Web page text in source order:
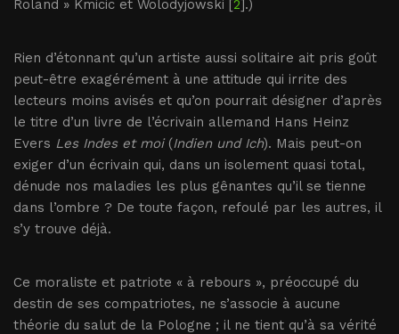
Roland » Kmicic et Wolodyjowski [2].)
Rien d’étonnant qu’un artiste aussi solitaire ait pris goût
peut-être exagérément à une attitude qui irrite des
lecteurs moins avisés et qu’on pourrait désigner d’après
le titre d’un livre de l’écrivain allemand Hans Heinz
Evers Les Indes et moi(Indien und Ich). Mais peut-on
exiger d’un écrivain qui, dans un isolement quasi total,
dénude nos maladies les plus gênantes qu’il se tienne
dans l’ombre ? De toute façon, refoulé par les autres, il
s’y trouve déjà.
Ce moraliste et patriote « à rebours », préoccupé du
destin de ses compatriotes, ne s’associe à aucune
théorie du salut de la Pologne ; il ne tient qu’à sa vérité